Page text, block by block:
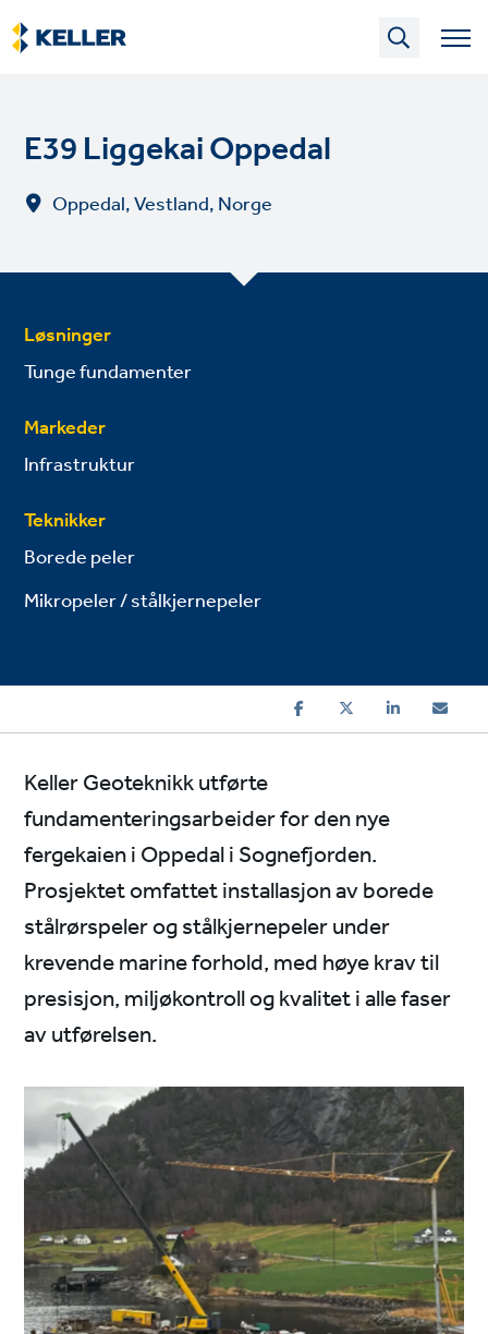
Skip
to
main
E39 Liggekai Oppedal
Oppedal, Vestland, Norge
Løsninger
Tunge fundamenter
Markeder
Infrastruktur
Teknikker
Borede peler
Mikropeler / stålkjernepeler
Keller Geoteknikk utførte
fundamenteringsarbeider for den nye
fergekaien i Oppedal i Sognefjorden.
Prosjektet omfattet installasjon av borede
stålrørspeler og stålkjernepeler under
krevende marine forhold, med høye krav til
presisjon, miljøkontroll og kvalitet i alle faser
av utførelsen.